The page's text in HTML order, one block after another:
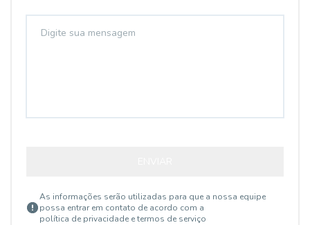
As informações serão utilizadas para que a nossa equipe
possa entrar em contato de acordo com a
política de privacidade e termos de serviço